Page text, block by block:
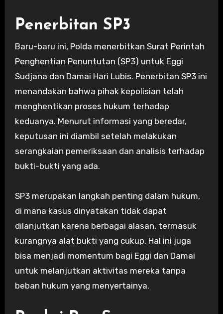
Penerbitan SP3
Baru-baru ini, Polda menerbitkan Surat Perintah
Penghentian Penuntutan (SP3) untuk Eggi
Sudjana dan Damai Hari Lubis. Penerbitan SP3 ini
menandakan bahwa pihak kepolisian telah
menghentikan proses hukum terhadap
keduanya. Menurut informasi yang beredar,
keputusan ini diambil setelah melakukan
serangkaian pemeriksaan dan analisis terhadap
bukti-bukti yang ada.
SP3 merupakan langkah penting dalam hukum,
di mana kasus dinyatakan tidak dapat
dilanjutkan karena berbagai alasan, termasuk
kurangnya alat bukti yang cukup. Hal ini juga
bisa menjadi momentum bagi Eggi dan Damai
untuk melanjutkan aktivitas mereka tanpa
beban hukum yang menyertainya.